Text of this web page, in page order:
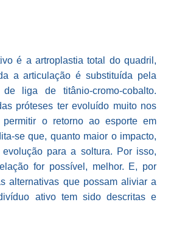
é a artroplastia total do quadril,
a articulação é substituída pela
de liga de titânio-cromo-cobalto.
próteses ter evoluído muito nos
o retorno ao esporte em
se que, quanto maior o impacto,
para a soltura. Por isso,
for possível, melhor. E, por
alternativas que possam aliviar a
ativo tem sido descritas e